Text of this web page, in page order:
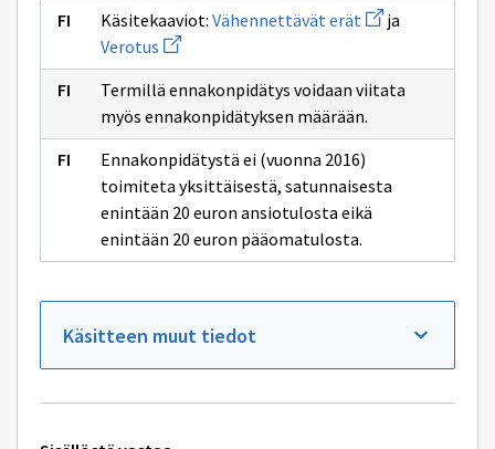
Käsitekaaviot: Vähennettävät erät Avaa
uuden
sivulle
Vähennettävät
erät
ja
Verotus Avaa
uuden
ikkunan
sivulle
Verotus
Termillä ennakonpidätys voidaan viitata
myös ennakonpidätyksen määrään.
Ennakonpidätystä ei (vuonna 2016)
toimiteta yksittäisestä, satunnaisesta
enintään 20 euron ansiotulosta eikä
enintään 20 euron pääomatulosta.
Käsitteen muut tiedot